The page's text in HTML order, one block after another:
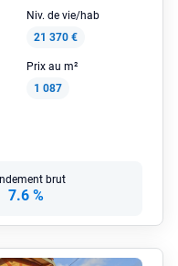
Niv. de vie/hab
21 370 €
Prix au m²
1 087
brut
7.6 %